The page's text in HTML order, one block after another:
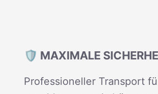
🛡️ MAXIMALE
Professioneller Transport